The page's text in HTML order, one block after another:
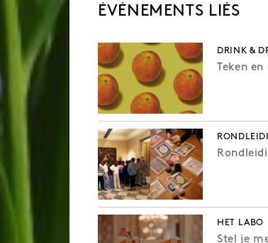
DRINK &
Teken
HET LABO
Stel je